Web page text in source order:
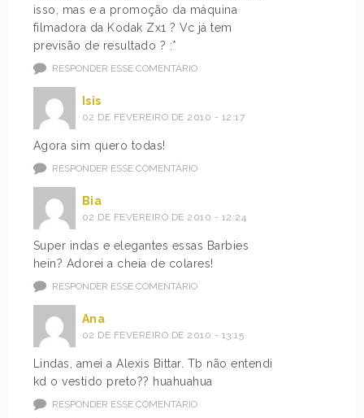
isso, mas e a promoção da máquina
filmadora da Kodak Zx1 ? Vc já tem
previsão de resultado ? :*
RESPONDER ESSE COMENTÁRIO
Isis
02 DE FEVEREIRO DE 2010 - 12:17
Agora sim quero todas!
RESPONDER ESSE COMENTÁRIO
Bia
02 DE FEVEREIRO DE 2010 - 12:24
Super indas e elegantes essas Barbies
hein? Adorei a cheia de colares!
RESPONDER ESSE COMENTÁRIO
Ana
02 DE FEVEREIRO DE 2010 - 13:15
Lindas, amei a Alexis Bittar. Tb não entendi
kd o vestido preto?? huahuahua
RESPONDER ESSE COMENTÁRIO